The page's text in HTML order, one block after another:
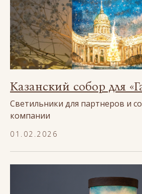
Казанский собор для
Светильники для партнеров и
компании
01.02.2026